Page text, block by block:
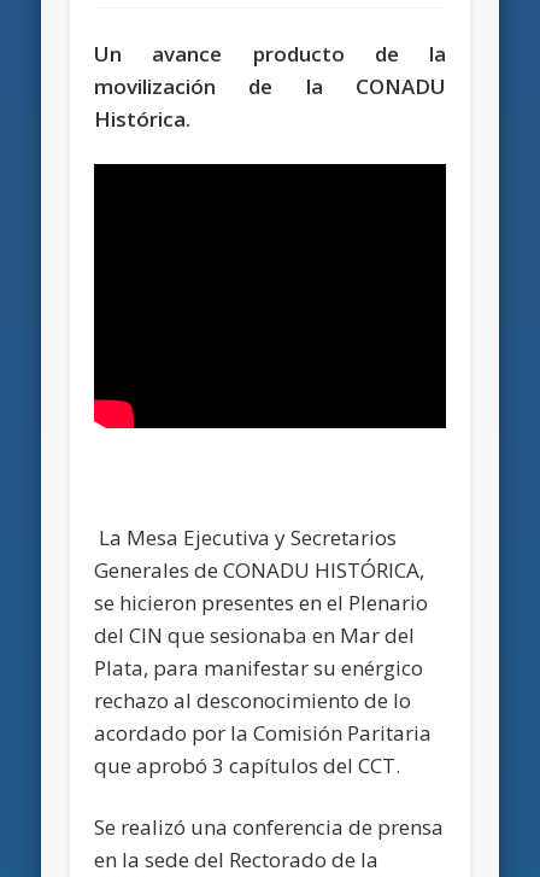
Un avance producto de la
movilización de la CONADU
Histórica.
La Mesa Ejecutiva y Secretarios
Generales de CONADU HISTÓRICA,
se hicieron presentes en el Plenario
del CIN que sesionaba en Mar del
Plata, para manifestar su enérgico
rechazo al desconocimiento de lo
acordado por la Comisión Paritaria
que aprobó 3 capítulos del CCT.
Se realizó una conferencia de prensa
en la sede del Rectorado de la